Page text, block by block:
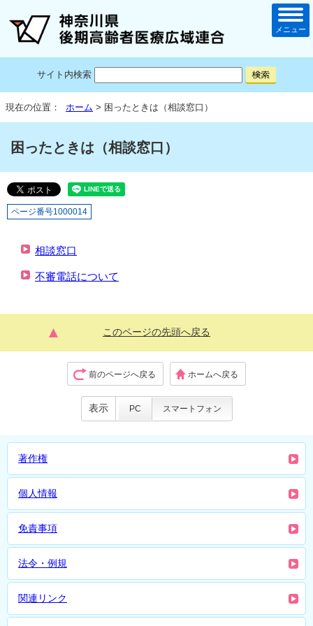
サイト内検索
メニュー
現在の位置： ホーム > 困ったときは（相談窓口）
困ったときは（相談窓口）
ページ番号1000014
相談窓口
不審電話について
このページの先頭へ戻る
前のページへ戻る ホームへ戻る
表示 PC スマートフォン
著作権
個人情報
免責事項
法令・例規
関連リンク